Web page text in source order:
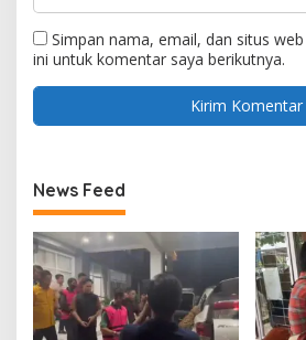
Simpan nama, email, dan situs
ini untuk komentar saya berikutnya.
News Feed